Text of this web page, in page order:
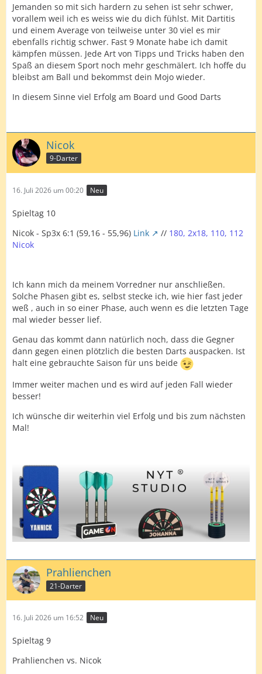
Jemanden so mit sich hardern zu sehen ist sehr schwer,
vorallem weil ich es weiss wie du dich fühlst. Mit Dartitis
und einem Average von teilweise unter 30 viel es mir
ebenfalls richtig schwer. Fast 9 Monate habe ich damit
kämpfen müssen. Jede Art von Tipps und Tricks haben den
Spaß an diesem Sport noch mehr geschmälert. Ich hoffe du
bleibst am Ball und bekommst dein Mojo wieder.
In diesem Sinne viel Erfolg am Board und Good Darts
Nicok
9-Darter
16. Juli 2026 um 00:20 Neu
Spieltag 10
Nicok - Sp3x 6:1 (59,16 - 55,96) Link // 180, 2x18, 110, 112
Nicok
Ich kann mich da meinem Vorredner nur anschließen.
Solche Phasen gibt es, selbst stecke ich, wie hier fast jeder
weß , auch in so einer Phase, auch wenn es die letzten Tage
mal wieder besser lief.
Genau das kommt dann natürlich noch, dass die Gegner
dann gegen einen plötzlich die besten Darts auspacken. Ist
halt eine gebrauchte Saison für uns beide
Immer weiter machen und es wird auf jeden Fall wieder
besser!
Ich wünsche dir weiterhin viel Erfolg und bis zum nächsten
Mal!
Prahlienchen
21-Darter
16. Juli 2026 um 16:52 Neu
Spieltag 9
Prahlienchen vs. Nicok